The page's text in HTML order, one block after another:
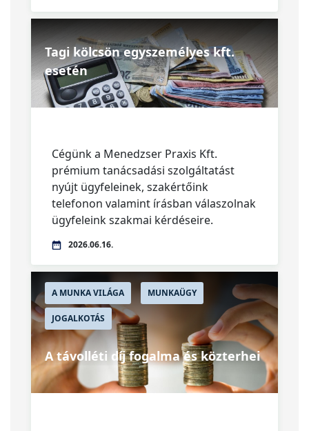
Tagi kölcsön egyszemélyes kft.
esetén
Cégünk a Menedzser Praxis Kft.
prémium tanácsadási szolgáltatást
nyújt ügyfeleinek, szakértőink
telefonon valamint írásban válaszolnak
ügyfeleink szakmai kérdéseire.
2026.06.16.
A MUNKA VILÁGA MUNKAÜGY
JOGALKOTÁS
A távolléti díj fogalma és közterhei